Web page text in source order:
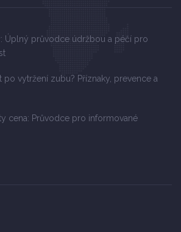
Úplný průvodce údržbou a péčí pro
po vytržení zubu? Příznaky, prevence a
cena: Průvodce pro informované